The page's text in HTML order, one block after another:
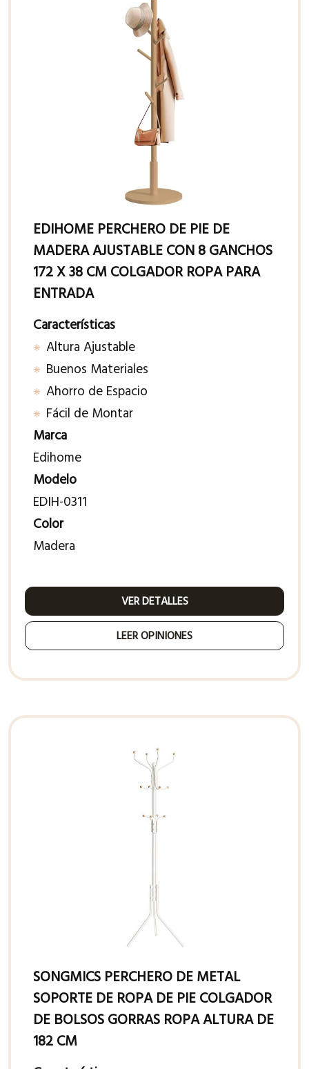
EDIHOME PERCHERO DE PIE DE
MADERA AJUSTABLE CON 8 GANCHOS
172 X 38 CM COLGADOR ROPA PARA
ENTRADA
Características
Altura Ajustable
Buenos Materiales
Ahorro de Espacio
Fácil de Montar
Marca
Edihome
Modelo
EDIH-0311
Color
Madera
VER DETALLES
LEER OPINIONES
SONGMICS PERCHERO DE METAL
SOPORTE DE ROPA DE PIE COLGADOR
DE BOLSOS GORRAS ROPA ALTURA DE
182 CM